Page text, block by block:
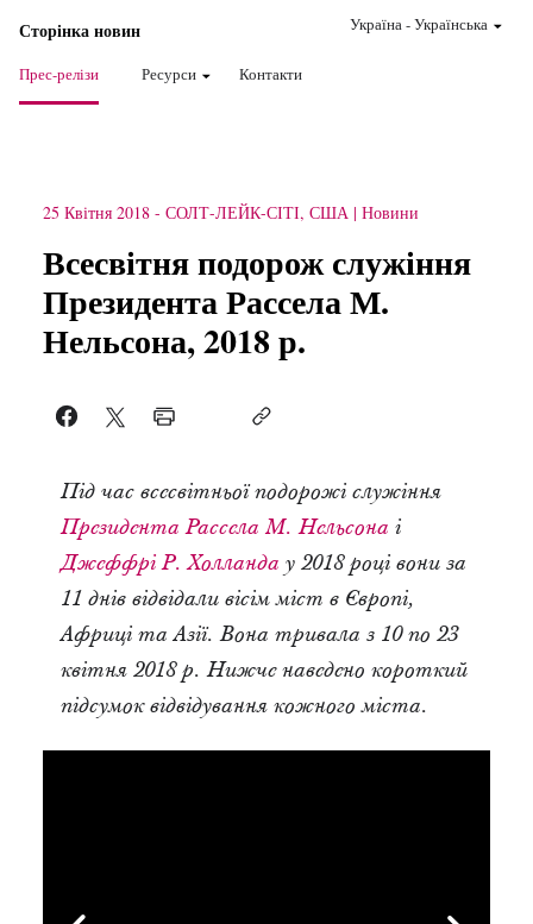
Сторінка новин
Прес-релізи Ресурси Контакти
Україна-Українська
25 Квітня 2018 - СОЛТ-ЛЕЙК-СІТІ, США Новини
Всесвітня подорож служіння
Президента Рассела М.
Нельсона, 2018 р.
Під час всесвітньої подорожі служіння
Президента Рассела М. Нельсона і
Джеффрі Р. Холланда у 2018 році вони за
11 днів відвідали вісім міст в Європі,
Африці та Азії. Вона тривала з 10 по 23
квітня 2018 р. Нижче наведено короткий
підсумок відвідування кожного міста.